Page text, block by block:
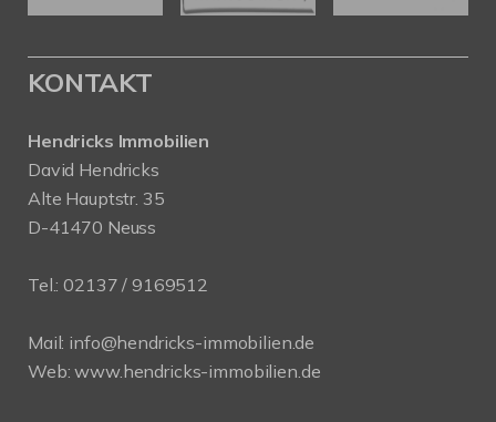
KONTAKT
Hendricks Immobilien
David Hendricks
Alte Hauptstr. 35
D-41470 Neuss
Tel.: 02137 / 9169512
Mail: info@hendricks-immobilien.de
Web:www.hendricks-immobilien.de